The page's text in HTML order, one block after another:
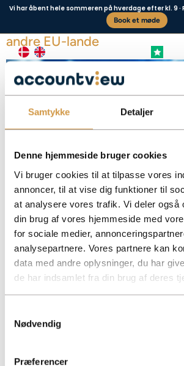
Samtykke Detaljer
Denne hjemmeside bruger cookies
Vi bruger cookies til at tilpasse vores
annoncer, til at vise dig funktioner til
at analysere vores trafik. Vi deler også
din brug af vores hjemmeside med
for sociale medier,
analysepartnere. Vores partnere kan
data med andre oplysninger, du har
de har indsamlet fra din brug af deres
Nødvendig
Præferencer
Vi har åbent hele sommeren på hverdage efter kl. 9 ·
Book et møde
EU-moms – regler for moms
andre EU-lande
Få overblik over reglerne for EU-moms, herunder
dansk moms, og hvordan EU-salg korrekt indberettes.
Facebook
Mastodon
EmailShare